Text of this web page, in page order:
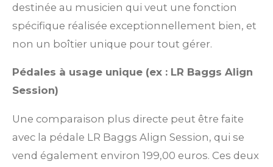
destinée au musicien qui veut une fonction
spécifique réalisée exceptionnellement bien, et
non un boîtier unique pour tout gérer.
Pédales à usage unique (ex : LR Baggs Align
Session)
Une comparaison plus directe peut être faite
avec la pédale LR Baggs Align Session, qui se
vend également environ 199,00 euros. Ces deux